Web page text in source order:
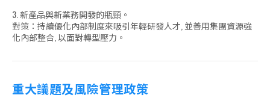
3. 新產品與新業務開發的瓶頸。
對策：持續優化內部制度來吸引年輕研發人才, 並善用集團資源強
化內部整合, 以面對轉型壓力。
重大議題及風險管理政策